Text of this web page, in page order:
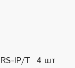
RS-IP/T 4 шт